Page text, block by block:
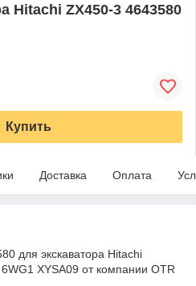
Hitachi ZX450-3 4643580
Купить
Доставка Оплата
для экскаватора Hitachi
XYSA09 от компании OTR